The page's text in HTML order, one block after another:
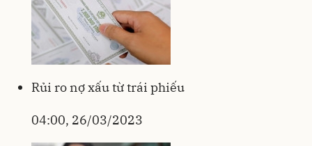
Rủi ro nợ xấu từ trái phiếu
04:00, 26/03/2023